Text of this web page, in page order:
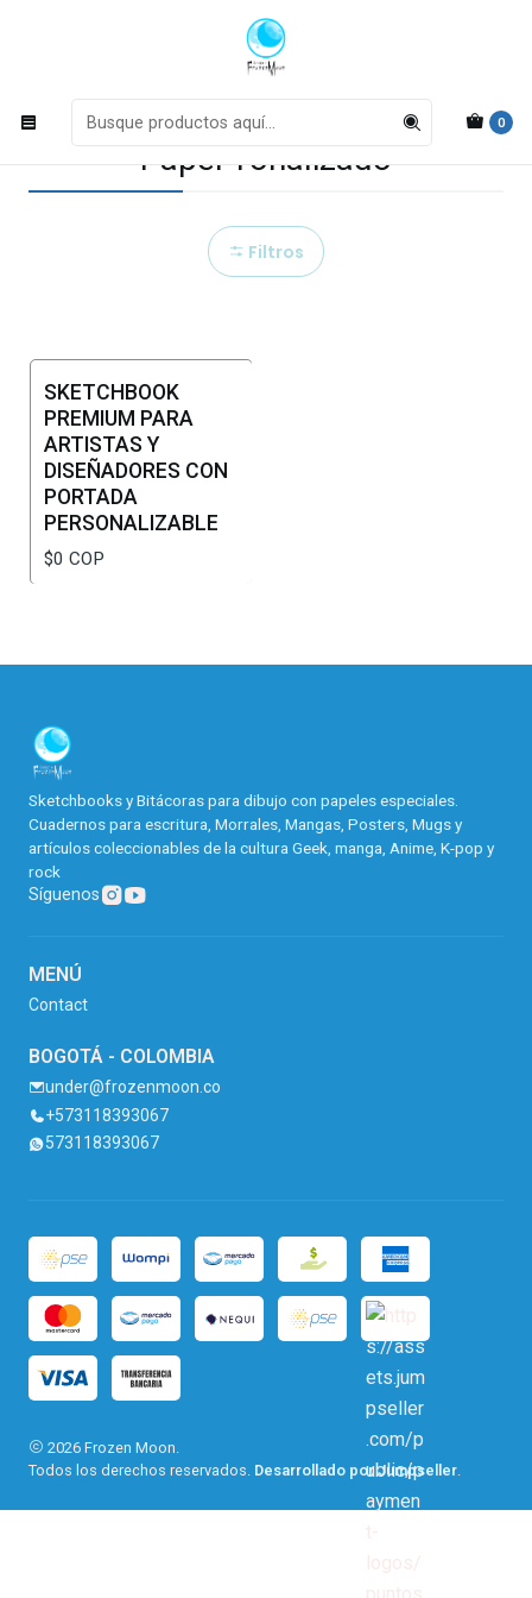
0
Estamos en actualización de inventario
Sketchbooks
Papel Tonalizado
Filtros
No disponible
SKETCHBOOK
PREMIUM PARA
ARTISTAS Y
DISEÑADORES CON
PORTADA
PERSONALIZABLE
$0 COP
Sketchbooks y Bitácoras para dibujo con papeles especiales.
Cuadernos para escritura, Morrales, Mangas, Posters, Mugs y
artículos coleccionables de la cultura Geek, manga, Anime, K-pop y
rock
Síguenos
MENÚ
Contact
BOGOTÁ - COLOMBIA
under@frozenmoon.co
+573118393067
573118393067
2026 Frozen Moon.
Todos los derechos reservados. Desarrollado por Jumpseller.